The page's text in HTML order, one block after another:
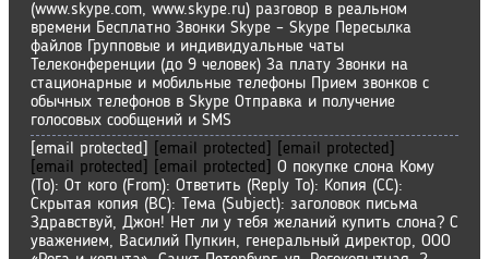
(www.skype.com, www.skype.ru) разговор в реальном
времени Бесплатно Звонки Skype – Skype Пересылка
файлов Групповые и индивидуальные чаты
Телеконференции (до 9 человек) За плату Звонки на
стационарные и мобильные телефоны Прием звонков с
обычных телефонов в Skype Отправка и получение
голосовых сообщений и SMS
[email protected]
[email protected]
[email protected]
[email protected]
[email protected]
О покупке слона Кому
(To): От кого (From): Ответить (Reply To): Копия (CC):
Скрытая копия (BC): Тема (Subject): заголовок письма
Здравствуй, Джон! Нет ли у тебя желаний купить слона? С
уважением, Василий Пупкин, генеральный директор, ООО